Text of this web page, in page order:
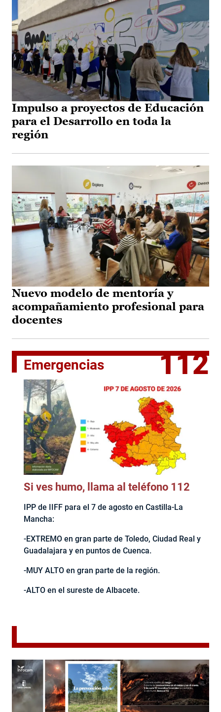
Impulso a proyectos de Educación
para el Desarrollo en toda la
región
Nuevo modelo de mentoría y
acompañamiento profesional para
docentes
Emergencias 112
Si ves humo, llama al teléfono 112
IPP de IIFF para el 7 de agosto en Castilla-La
Mancha:
-EXTREMO en gran parte de Toledo, Ciudad Real y
Guadalajara y en puntos de Cuenca.
-MUY ALTO en gran parte de la región.
-ALTO en el sureste de Albacete.